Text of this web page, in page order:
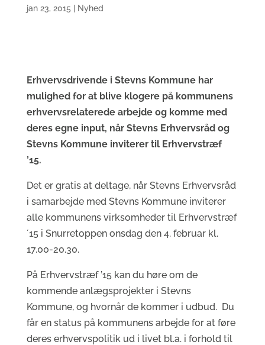
jan 23, 2015 Nyhed
Erhvervsdrivende i Stevns Kommune har
mulighed for at blive klogere på kommunens
erhvervsrelaterede arbejde og komme med
deres egne input, når Stevns Erhvervsråd og
Stevns Kommune inviterer til Erhvervstræf
’15.
Det er gratis at deltage, når Stevns Erhvervsråd
i samarbejde med Stevns Kommune inviterer
alle kommunens virksomheder til Erhvervstræf
´15 i Snurretoppen onsdag den 4. februar kl.
17.00-20.30.
På Erhvervstræf ’15 kan du høre om de
kommende anlægsprojekter i Stevns
Kommune, og hvornår de kommer i udbud. Du
får en status på kommunens arbejde for at føre
deres erhvervspolitik ud i livet bl.a. i forhold til